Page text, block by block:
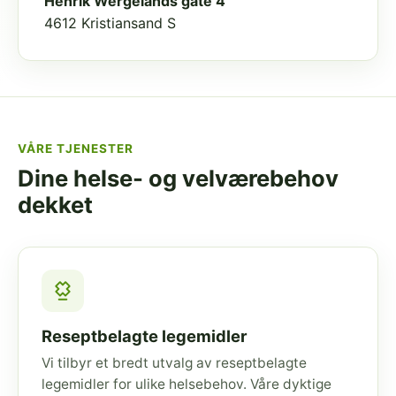
4612 Kristiansand S
VÅRE TJENESTER
Dine helse- og velværebehov
dekket
Reseptbelagte legemidler
Vi tilbyr et bredt utvalg av reseptbelagte
legemidler for ulike helsebehov. Våre dyktige